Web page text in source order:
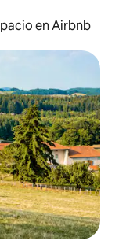
en Airbnb